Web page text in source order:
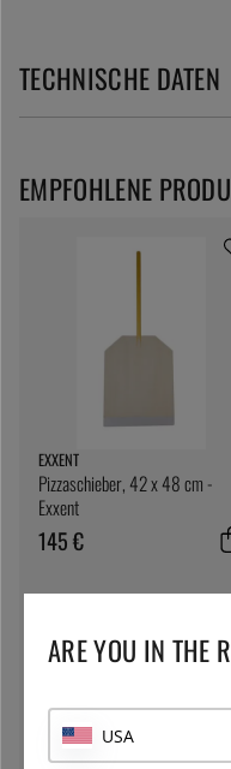
TECHNISCHE DATEN
EXXENT
Pizzaschieber, 42 x 48 cm -
Exxent
145 €
EMPFOHLENE
ARE YOU IN THE
USA